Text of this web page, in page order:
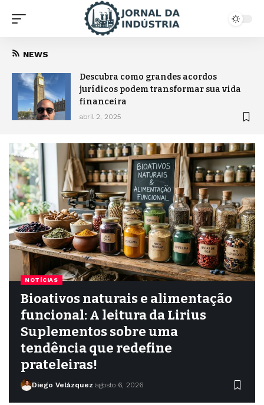
NEWS
Descubra como grandes acordos
jurídicos podem transformar sua vida
financeira
abril 2, 2025
NOTÍCIAS
Bioativos naturais e alimentação
funcional: A leitura da Lirius
Suplementos sobre uma
tendência que redefine
prateleiras!
Diego Velázquez agosto 6, 2026